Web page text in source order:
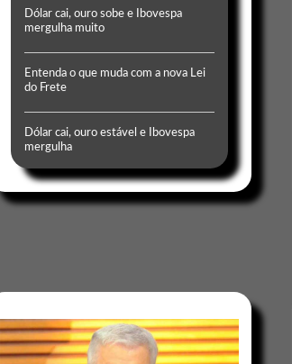
Dólar cai, ouro sobe e Ibovespa
mergulha muito
Entenda o que muda com a nova Lei
do Frete
Dólar cai, ouro estável e Ibovespa
mergulha